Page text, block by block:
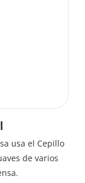
usa el Cepillo
de varios